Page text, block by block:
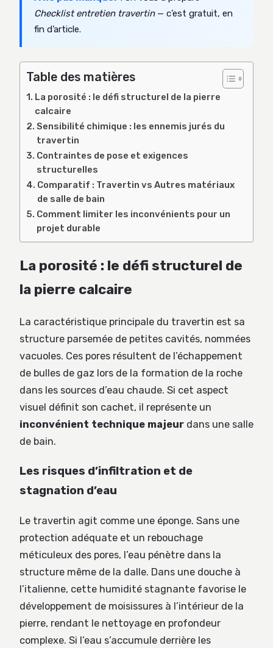
Checklist entretien travertin— c’est gratuit, en
fin d’article.
Table des matières
La porosité : le défi structurel de la pierre
calcaire
Sensibilité chimique : les ennemis jurés du
travertin
Contraintes de pose et exigences
structurelles
Comparatif : Travertin vs Autres matériaux
de salle de bain
Comment limiter les inconvénients pour un
projet durable
La porosité : le défi structurel de
la pierre calcaire
La caractéristique principale du travertin est sa
structure parsemée de petites cavités, nommées
vacuoles. Ces pores résultent de l’échappement
de bulles de gaz lors de la formation de la roche
dans les sources d’eau chaude. Si cet aspect
visuel définit son cachet, il représente un
inconvénient technique majeur dans une salle
de bain.
Les risques d’infiltration et de
stagnation d’eau
Le travertin agit comme une éponge. Sans une
protection adéquate et un rebouchage
méticuleux des pores, l’eau pénètre dans la
structure même de la dalle. Dans une douche à
l’italienne, cette humidité stagnante favorise le
développement de moisissures à l’intérieur de la
pierre, rendant le nettoyage en profondeur
complexe. Si l’eau s’accumule derrière les